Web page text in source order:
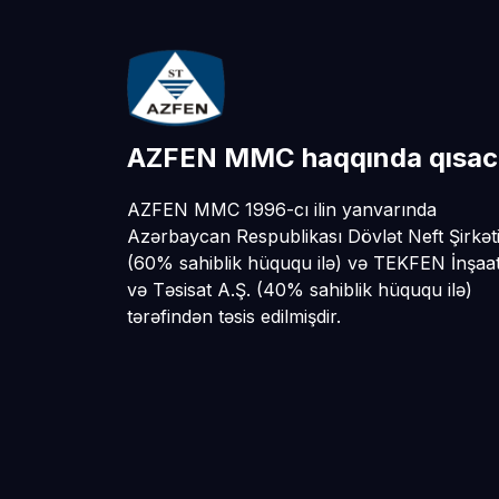
AZFEN MMC haqqında
AZFEN MMC 1996-cı ilin yanvarında
Azərbaycan Respublikası Dövlət Neft Şirkəti
(60% sahiblik hüququ ilə) və TEKFEN
və Təsisat A.Ş. (40% sahiblik hüququ ilə)
tərəfindən təsis edilmişdir.